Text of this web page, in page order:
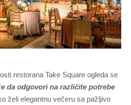
restorana Take Square ogleda se
da odgovori na različite potrebe
želi elegantnu večeru sa pažljivo